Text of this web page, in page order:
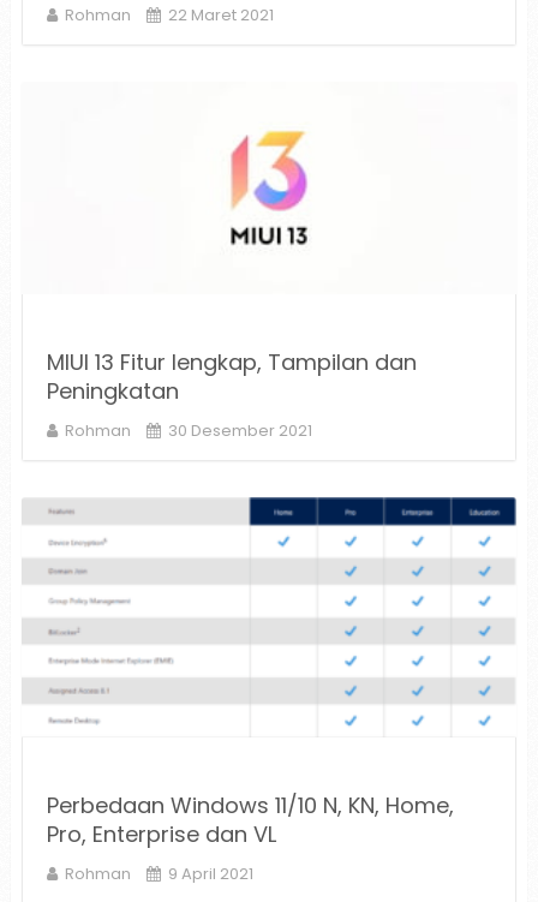
Rohman 22 Maret 2021
MIUI 13 Fitur lengkap, Tampilan dan
Peningkatan
Rohman 30 Desember 2021
Perbedaan Windows 11/10 N, KN, Home,
Pro, Enterprise dan VL
Rohman 9 April 2021